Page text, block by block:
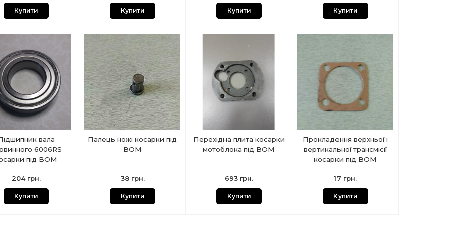
Купити Купити Купити Купити
вала
6006RS
під ВОМ
204 грн.
Купити
Палець ножі косарки під
ВОМ
38 грн.
Купити
Перехідна плита косарки
мотоблока під ВОМ
693 грн.
Купити
Прокладення верхньої і
вертикальної трансмісії
косарки під ВОМ
17 грн.
Купити